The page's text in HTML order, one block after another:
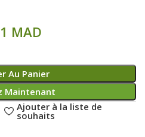
MAD
Au Panier
Maintenant
Ajouter à la liste de
souhaits